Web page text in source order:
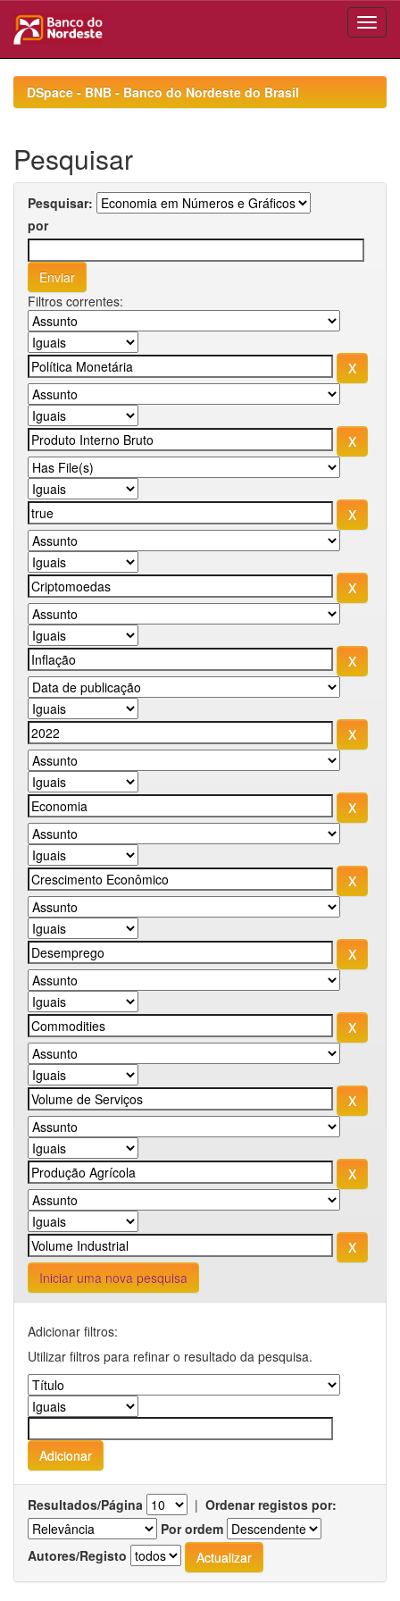
navigationDSpace - BNB - Banco do Nordeste do Brasil
Pesquisar
Pesquisar:
por
Filtros correntes:
Iniciar uma nova pesquisa
Adicionar filtros:
Utilizar filtros para refinar o resultado da pesquisa.
Resultados/Página | Ordenar registos por:
Por ordem
Autores/Registo